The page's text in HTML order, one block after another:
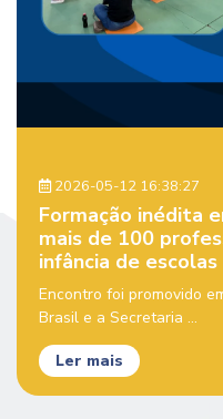
2026-05-12 16:38:27
Formação inédita
mais de 100
infância de
Encontro foi promovido
Brasil e a Secretaria ...
Ler mais